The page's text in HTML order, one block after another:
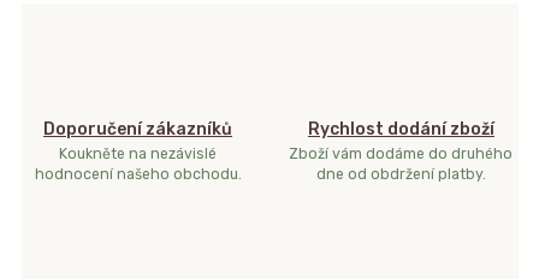
Doporučení zákazníků
Koukněte na nezávislé
hodnocení našeho obchodu.
Rychlost dodání zboží
Zboží vám dodáme do druhého
dne od obdržení platby.